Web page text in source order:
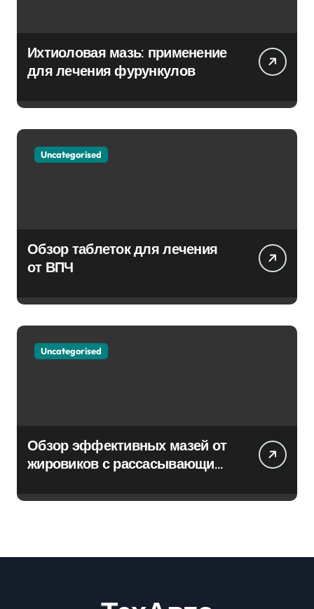
Ихтиоловая мазь: применение
для лечения фурункулов
Uncategorised
Обзор таблеток для лечения
от ВПЧ
Uncategorised
Обзор эффективных мазей от
жировиков с рассасывающим